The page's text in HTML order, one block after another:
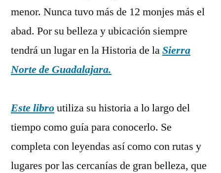
menor. Nunca tuvo más de 12 monjes más el
abad. Por su belleza y ubicación siempre
tendrá un lugar en la Historia de laSierra
Norte de Guadalajara.
Este libroutiliza su historia a lo largo del
tiempo como guía para conocerlo. Se
completa con leyendas así como con rutas y
lugares por las cercanías de gran belleza, que